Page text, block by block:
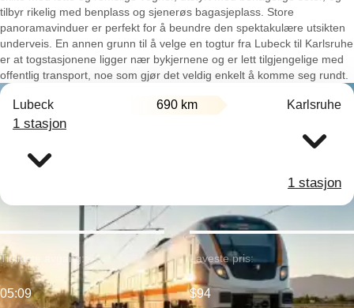
tilbyr rikelig med benplass og sjenerøs bagasjeplass. Store
panoramavinduer er perfekt for å beundre den spektakulære utsikten
underveis. En annen grunn til å velge en togtur fra Lubeck til Karlsruhe
er at togstasjonene ligger nær bykjernene og er lett tilgjengelige med
offentlig transport, noe som gjør det veldig enkelt å komme seg rundt.
Lubeck 690 km Karlsruhe
1 stasjon
1 stasjon
Tidligste avgang:
05:09
Laveste pris:
$94